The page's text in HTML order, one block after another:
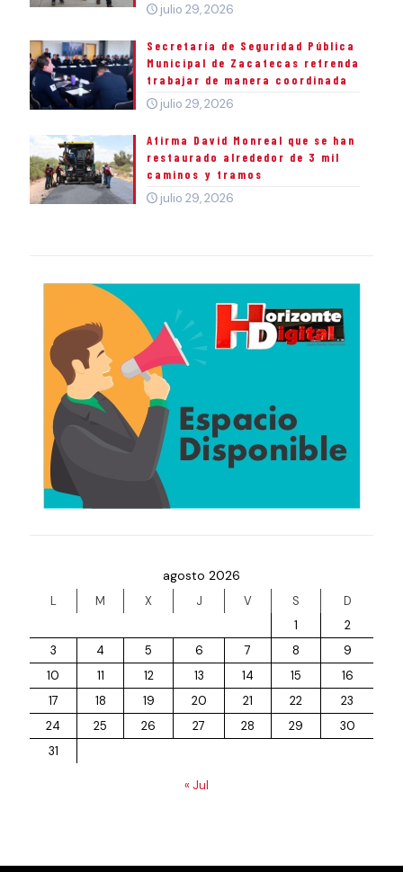
julio 29, 2026
Secretaría de Seguridad Pública
Municipal de Zacatecas refrenda
trabajar de manera coordinada
julio 29, 2026
Afirma David Monreal que se han
restaurado alrededor de 3 mil
caminos y tramos
julio 29, 2026
agosto 2026
L M X J V S
D
1
2
3
4 5 6 7 8
9
10
11 12 13 14 15
16
17
18 19 20 21 22
23
24
25 26 27 28 29
30
31
« Jul